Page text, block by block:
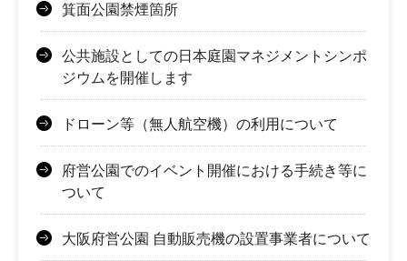
箕面公園禁煙箇所
公共施設としての日本庭園マネジメントシンポ
ジウムを開催します
ドローン等（無人航空機）の利用について
府営公園でのイベント開催における手続き等に
ついて
大阪府営公園 自動販売機の設置事業者について